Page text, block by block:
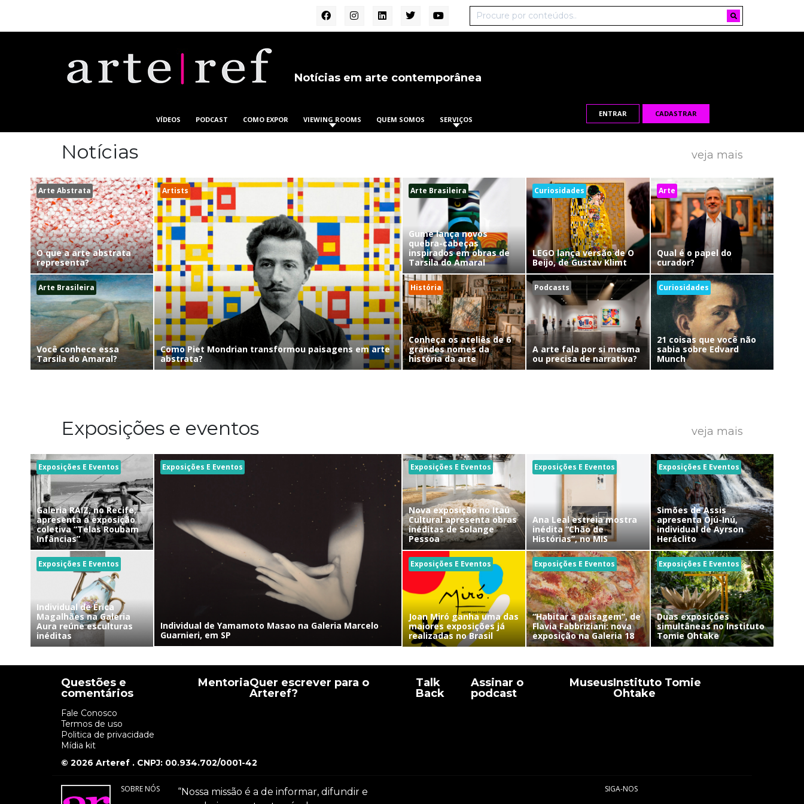
Notícias em arte contemporânea
VÍDEOS PODCAST COMO EXPOR VIEWING ROOMS QUEM SOMOS SERVIÇOS
ENTRAR CADASTRAR
Notícias veja mais
Arte Abstrata
O que a arte abstrata
representa?
Arte Brasileira
Você conhece essa
Tarsila do Amaral?
Artists
Como Piet Mondrian transformou paisagens em arte
abstrata?
Arte Brasileira
Gume lança novos
quebra-cabeças
inspirados em obras de
Tarsila do Amaral
Curiosidades
LEGO lança versão de O
Beijo, de Gustav Klimt
Arte
Qual é o papel do
curador?
História
Conheça os ateliês de 6
grandes nomes da
história da arte
Podcasts
A arte fala por si mesma
ou precisa de narrativa?
Curiosidades
21 coisas que você não
sabia sobre Edvard
Munch
Exposições e eventos veja mais
Exposições E Eventos
Galeria RAIZ, no Recife,
apresenta a exposição
coletiva “Telas Roubam
Infâncias”
Exposições E Eventos
Individual de Érica
Magalhães na Galeria
Aura reúne esculturas
inéditas
Exposições E Eventos
Individual de Yamamoto Masao na Galeria Marcelo
Guarnieri, em SP
Exposições E Eventos
Nova exposição no Itaú
Cultural apresenta obras
inéditas de Solange
Pessoa
Exposições E Eventos
Ana Leal estreia mostra
inédita “Chão de
Histórias”, no MIS
Exposições E Eventos
Simões de Assis
apresenta Ojú-Inú,
individual de Ayrson
Heráclito
Exposições E Eventos
Joan Miró ganha uma das
maiores exposições já
realizadas no Brasil
Exposições E Eventos
“Habitar a paisagem”, de
Flavia Fabbriziani: nova
exposição na Galeria 18
Exposições E Eventos
Duas exposições
simultâneas no Instituto
Tomie Ohtake
Questões e
comentários
Fale Conosco
Termos de uso
Politica de privacidade
Mídia kit
MentoriaQuer escrever para o
Arteref?
Talk
Back
Assinar o
podcast
MuseusInstituto Tomie
Ohtake
© 2026 Arteref . CNPJ: 00.934.702/0001-42
SOBRE NÓS
“Nossa missão é a de informar, difundir e
SIGA-NOS